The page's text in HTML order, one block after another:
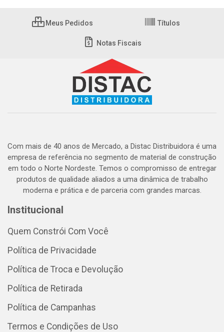
Meus Pedidos Títulos
Notas Fiscais
Com mais de 40 anos de Mercado, a Distac Distribuidora é uma
empresa de referência no segmento de material de construção
em todo o Norte Nordeste. Temos o compromisso de entregar
produtos de qualidade aliados a uma dinâmica de trabalho
moderna e prática e de parceria com grandes marcas.
Institucional
Quem Constrói Com Você
Política de Privacidade
Política de Troca e Devolução
Política de Retirada
Política de Campanhas
Termos e Condições de Uso